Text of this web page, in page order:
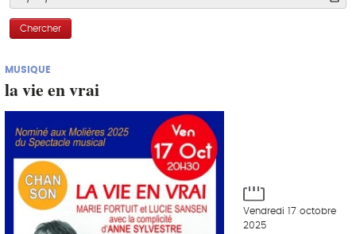
Chercher
MUSIQUE
la vie en vrai
Vendredi 17 octobre
2025